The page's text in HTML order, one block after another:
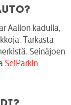
Aallon kadulla,
Tarkasta
Seinäjoen
SeiParkin